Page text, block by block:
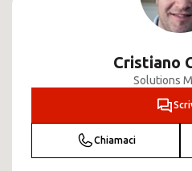
Cristiano
Solutions
Chiamaci